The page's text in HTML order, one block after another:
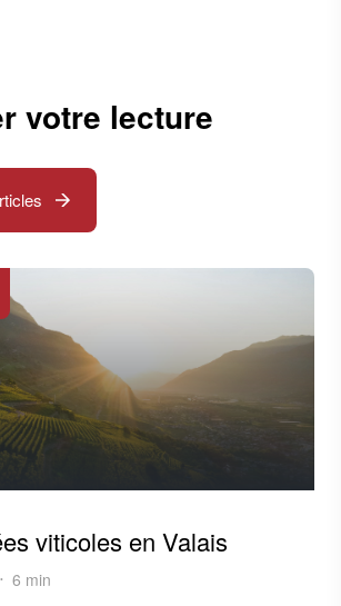
votre lecture
viticoles en Valais
6 min